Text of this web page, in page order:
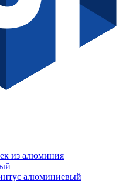
из алюминия
алюминиевый